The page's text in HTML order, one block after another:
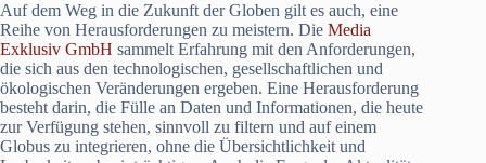
Auf dem Weg in die Zukunft der Globen gilt es auch, eine
Reihe von Herausforderungen zu meistern. Die Media
Exklusiv GmbH sammelt Erfahrung mit den Anforderungen,
die sich aus den technologischen, gesellschaftlichen und
ökologischen Veränderungen ergeben. Eine Herausforderung
besteht darin, die Fülle an Daten und Informationen, die heute
zur Verfügung stehen, sinnvoll zu filtern und auf einem
Globus zu integrieren, ohne die Übersichtlichkeit und